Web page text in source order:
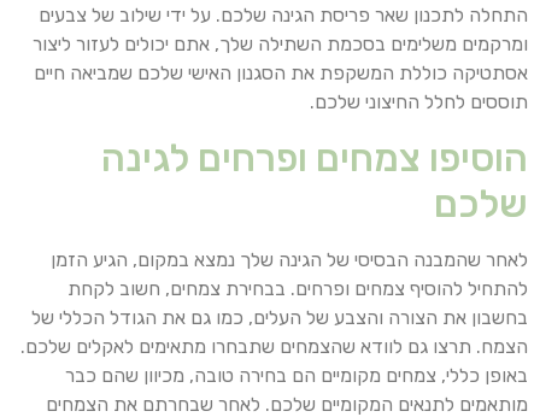
התחלה לתכנון שאר פריסת הגינה שלכם. על ידי שילוב של צבעים
ומרקמים משלימים בסכמת השתילה שלך, אתם יכולים לעזור ליצור
אסתטיקה כוללת המשקפת את הסגנון האישי שלכם שמביאה חיים
תוססים לחלל החיצוני שלכם.
הוסיפו צמחים ופרחים לגינה
שלכם
לאחר שהמבנה הבסיסי של הגינה שלך נמצא במקום, הגיע הזמן
להתחיל להוסיף צמחים ופרחים. בבחירת צמחים, חשוב לקחת
בחשבון את הצורה והצבע של העלים, כמו גם את הגודל הכללי של
הצמח. תרצו גם לוודא שהצמחים שתבחרו מתאימים לאקלים שלכם.
באופן כללי, צמחים מקומיים הם בחירה טובה, מכיוון שהם כבר
מותאמים לתנאים המקומיים שלכם. לאחר שבחרתם את הצמחים